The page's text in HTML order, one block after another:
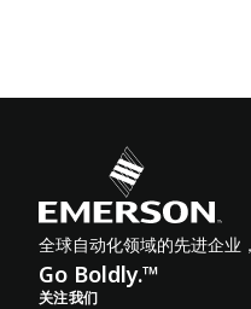
全球自动化领域的先进企业
Go Boldly.™
关注我们